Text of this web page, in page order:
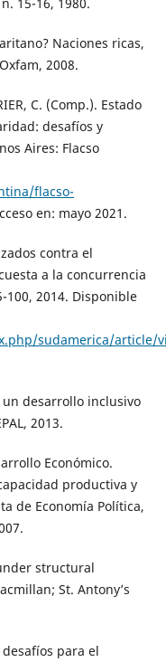
Naciones ricas,
2008.
C. (Comp.). Estado
desafíos y
Aires: Flacso
flacso-
en: mayo 2021.
contra el
a la concurrencia
100, 2014. Disponible
sudamerica/article/
un desarrollo inclusivo
2013.
Económico.
productiva y
de Economía Política,
structural
St. Antony’s
desafíos para el